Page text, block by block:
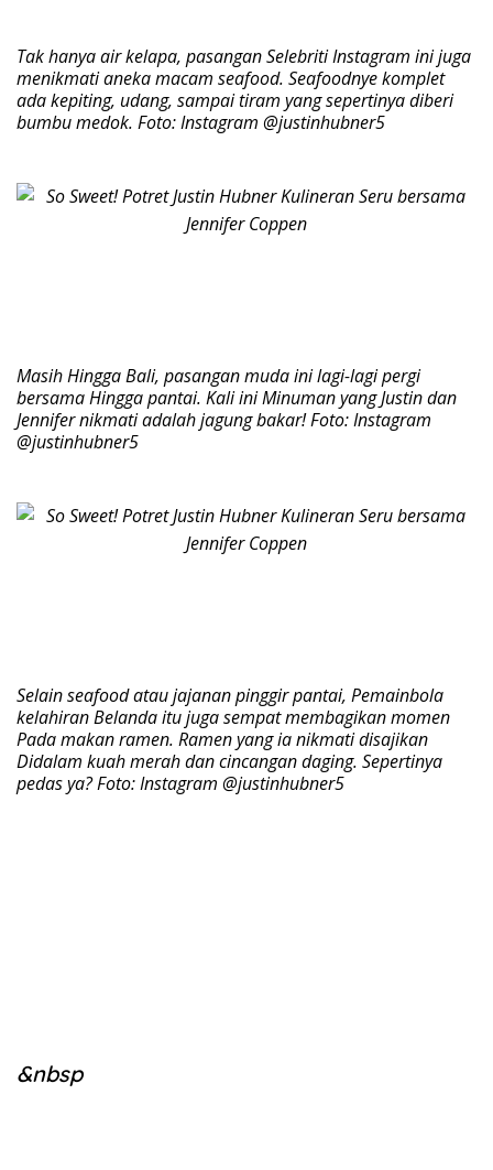
Tak hanya air kelapa, pasangan Selebriti Instagram ini juga
menikmati aneka macam seafood. Seafoodnye komplet
ada kepiting, udang, sampai tiram yang sepertinya diberi
bumbu medok. Foto: Instagram @justinhubner5
Masih Hingga Bali, pasangan muda ini lagi-lagi pergi
bersama Hingga pantai. Kali ini Minuman yang Justin dan
Jennifer nikmati adalah jagung bakar! Foto: Instagram
@justinhubner5
Selain seafood atau jajanan pinggir pantai, Pemainbola
kelahiran Belanda itu juga sempat membagikan momen
Pada makan ramen. Ramen yang ia nikmati disajikan
Didalam kuah merah dan cincangan daging. Sepertinya
pedas ya? Foto: Instagram @justinhubner5
&nbsp